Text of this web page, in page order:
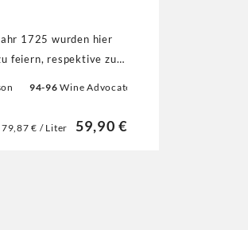
1725 wurden hier
feiern, respektive zu
ohne Grund stehen
94-96 Wine Advocate
79,87 € / Liter 59,90 €